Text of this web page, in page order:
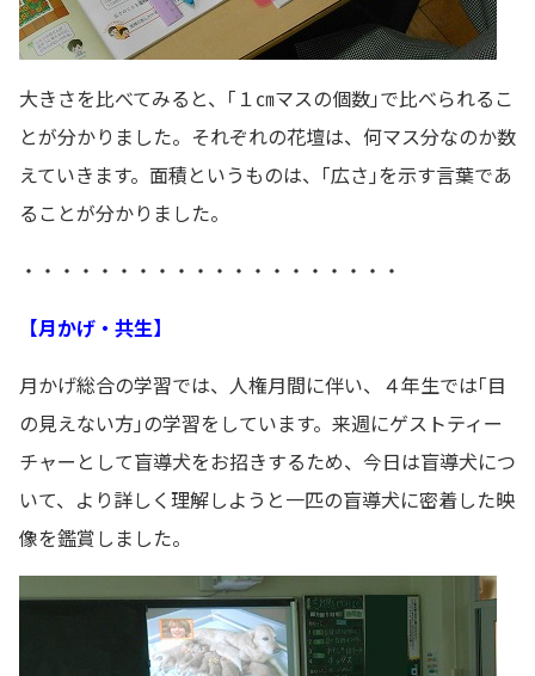
大きさを比べてみると、｢１㎝マスの個数｣で比べられるこ
とが分かりました。それぞれの花壇は、何マス分なのか数
えていきます。面積というものは、｢広さ｣を示す言葉であ
ることが分かりました。
・・・・・・・・・・・・・・・・・・・・
【月かげ・共生】
月かげ総合の学習では、人権月間に伴い、４年生では｢目
の見えない方｣の学習をしています。来週にゲストティー
チャーとして盲導犬をお招きするため、今日は盲導犬につ
いて、より詳しく理解しようと一匹の盲導犬に密着した映
像を鑑賞しました。